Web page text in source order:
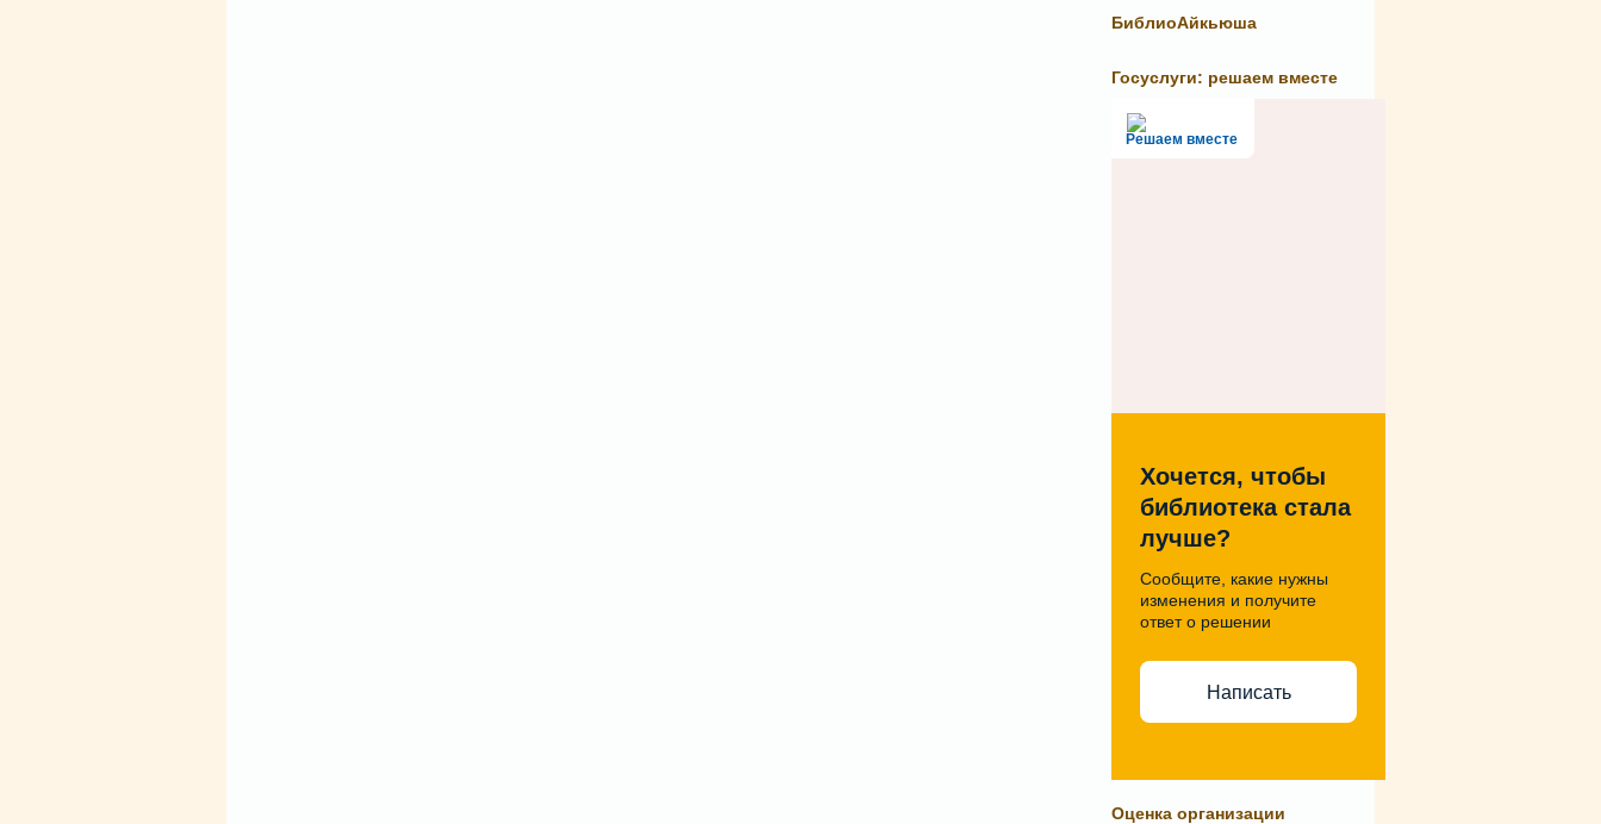
БиблиоАйкьюша
Госуслуги: решаем вместе
Решаем вместе
Хочется, чтобы
библиотека стала
лучше?
Сообщите, какие нужны
изменения и получите
ответ о решении
Написать
Оценка организации